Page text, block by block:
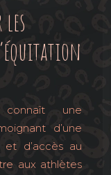
connaît une
d’une
et d’accès au
aux athlètes